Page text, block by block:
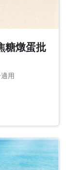
糖燉蛋批
用